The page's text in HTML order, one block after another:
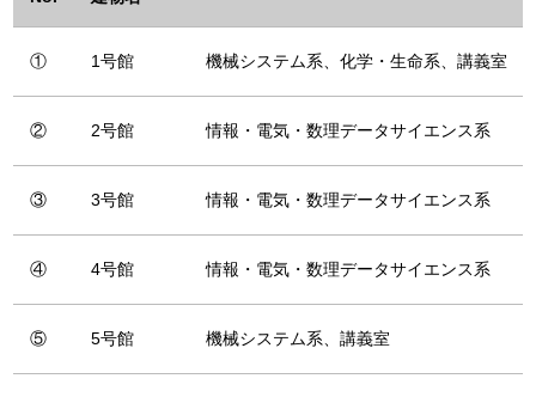
① 1号館 機械システム系、化学・生命系、講義室
② 2号館 情報・電気・数理データサイエンス系
③ 3号館 情報・電気・数理データサイエンス系
④ 4号館 情報・電気・数理データサイエンス系
⑤ 5号館 機械システム系、講義室